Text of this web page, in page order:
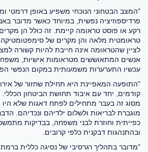
"המצב הבטחוני הנוכחי משפיע באופן דרמטי
פרדיספוזיציה נפשית, במיוחד כאשר מדובר
רקע או פוסט טראומה קיימת. זה כולל הן
טראומטית מלאה והן מקרים של
לציין שהטראומה אינה חייבת להיות קשורה
אנשים המתאוששים מטראומות אישיות,
עכשיו התערערות משמעותית במקום הנפשי
"התופעה המאפיינת היא תחילת שחזור של
קודמים, יחד עם איבוד תחושת הביטחון
מסוג זה בעבר מתחילים לפתח דאגות שלא היו
מוגברת לבריאות ולשלום ילדיהם ונכדיהם.
כפייתית וחוזרת לבני משפחה, בבדיקות
ובהתנהגות דבקנית כלפי קרובים.
"מדובר בתהליך רגרסיבי של נסיגה כללית ברמת